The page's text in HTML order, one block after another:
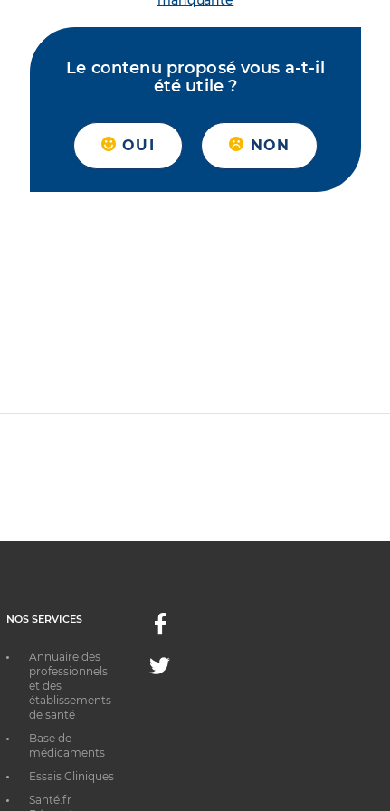
Le contenu proposé vous a-t-il
été utile ?
OUI NON
NOS SERVICES
Annuaire des
professionnels
et des
établissements
de santé
Base de
médicaments
Essais Cliniques
Santé.fr
Facebook
Twitter